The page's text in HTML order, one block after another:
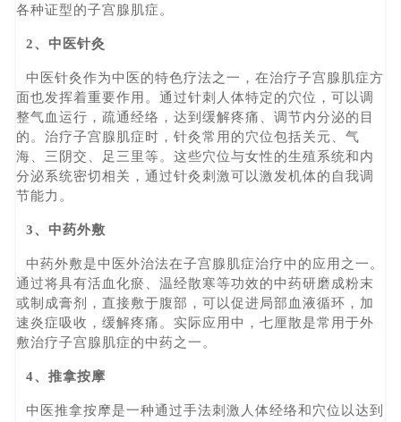
各种证型的子宫腺肌症。
2、中医针灸
中医针灸作为中医的特色疗法之一，在治疗子宫腺肌症方
面也发挥着重要作用。通过针刺人体特定的穴位，可以调
整气血运行，疏通经络，达到缓解疼痛、调节内分泌的目
的。治疗子宫腺肌症时，针灸常用的穴位包括关元、气
海、三阴交、足三里等。这些穴位与女性的生殖系统和内
分泌系统密切相关，通过针灸刺激可以激发机体的自我调
节能力。
3、中药外敷
中药外敷是中医外治法在子宫腺肌症治疗中的应用之一。
通过将具有活血化瘀、温经散寒等功效的中药研磨成粉末
或制成膏剂，直接敷于腹部，可以促进局部血液循环，加
速炎症吸收，缓解疼痛。实际应用中，七厘散是常用于外
敷治疗子宫腺肌症的中药之一。
4、推拿按摩
中医推拿按摩是一种通过手法刺激人体经络和穴位以达到